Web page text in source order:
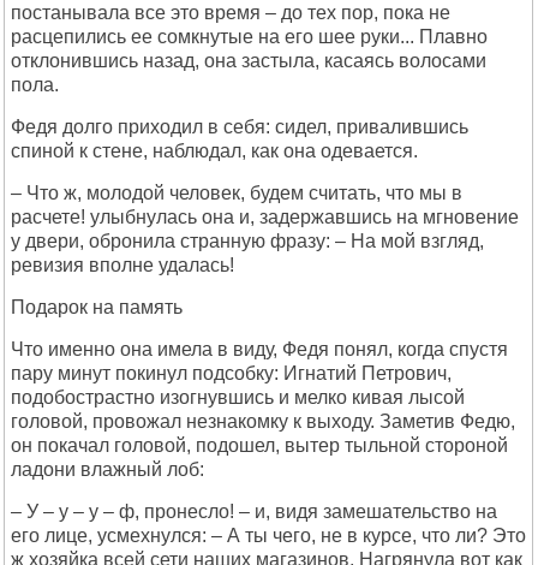
постанывала все это время – до тех пор, пока не
расцепились ее сомкнутые на его шее руки... Плавно
отклонившись назад, она застыла, касаясь волосами
пола.
Федя долго приходил в себя: сидел, привалившись
спиной к стене, наблюдал, как она одевается.
– Что ж, молодой человек, будем считать, что мы в
расчете! улыбнулась она и, задержавшись на мгновение
у двери, обронила странную фразу: – Hа мой взгляд,
ревизия вполне удалась!
Подарок на память
Что именно она имела в виду, Федя понял, когда спустя
пару минут покинул подсобку: Игнатий Петрович,
подобострастно изогнувшись и мелко кивая лысой
головой, провожал незнакомку к выходу. Заметив Федю,
он покачал головой, подошел, вытер тыльной стороной
ладони влажный лоб:
– У – у – у – ф, пронесло! – и, видя замешательство на
его лице, усмехнулся: – А ты чего, не в курсе, что ли? Это
ж хозяйка всей сети наших магазинов. Hагрянула вот как